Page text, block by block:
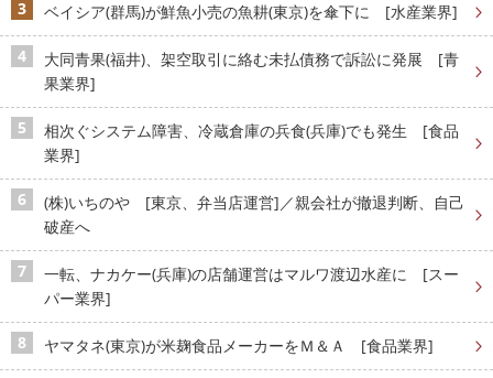
ベイシア(群馬)が鮮魚小売の魚耕(東京)を傘下に [水産業界]
大同青果(福井)、架空取引に絡む未払債務で訴訟に発展 [青
果業界]
相次ぐシステム障害、冷蔵倉庫の兵食(兵庫)でも発生 [食品
業界]
(株)いちのや [東京、弁当店運営]／親会社が撤退判断、自己
破産へ
一転、ナカケー(兵庫)の店舗運営はマルワ渡辺水産に [スー
パー業界]
ヤマタネ(東京)が米麹食品メーカーをＭ＆Ａ [食品業界]